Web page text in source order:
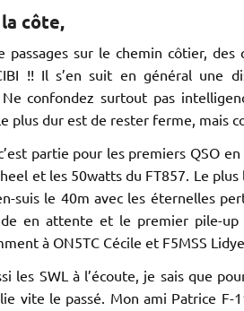
côte,
passages sur le chemin côtier,
!! Il s’en suit en général une
confondez surtout pas
plus dur est de rester ferme, mais
partie pour les premiers QSO
et les 50watts du FT857. Le plus
suis le 40m avec les éternelles
en attente et le premier pile-up
à ON5TC Cécile et F5MSS
les SWL à l’écoute, je sais que
vite le passé. Mon ami Patrice